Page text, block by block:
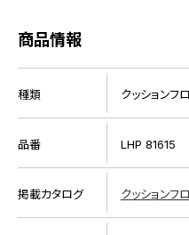
商品情報
種類 クッションフ
品番 LHP 81615
掲載カタログ クッション